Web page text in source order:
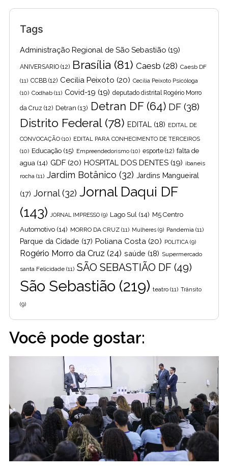
Tags
Administração Regional de São Sebastião (19)
ANIVERSARIO (12) Brasília (81) Caesb (28) Caesb DF
(11) CCBB (12) Cecilia Peixoto (20) Cecília Peixoto Psicóloga
(10) Codhab (11) Covid-19 (19) deputado distrital Rogério Morro
da Cruz (12) Detran (13) Detran DF(64) DF (38)
Distrito Federal(78) EDITAL (18) EDITAL DE
CONVOCAÇÃO (10) EDITAL PARA CONHECIMENTO DE TERCEIROS
(10) Educação (15) Empreendedorismo (10) esporte (12) falta de
agua (14) GDF (20) HOSPITAL DOS DENTES (19) ibaneis
rocha (11) Jardim Botânico (32) Jardins Mangueiral
(17) Jornal(32) Jornal Daqui DF
(143)
JORNAL IMPRESSO (9) Lago Sul (14) M5 Centro
Automotivo (14) MORRO DA CRUZ (11) Mulheres (9) Pandemia (11)
Parque da Cidade (17) Poliana Costa (20) POLITICA (9)
Rogério Morro da Cruz (24) saúde (18) Supermercado
santa Felicidade (11) SÃO SEBASTIÃO DF (49)
São Sebastião (219) teatro (11) Trânsito
(9)
Você pode gostar: